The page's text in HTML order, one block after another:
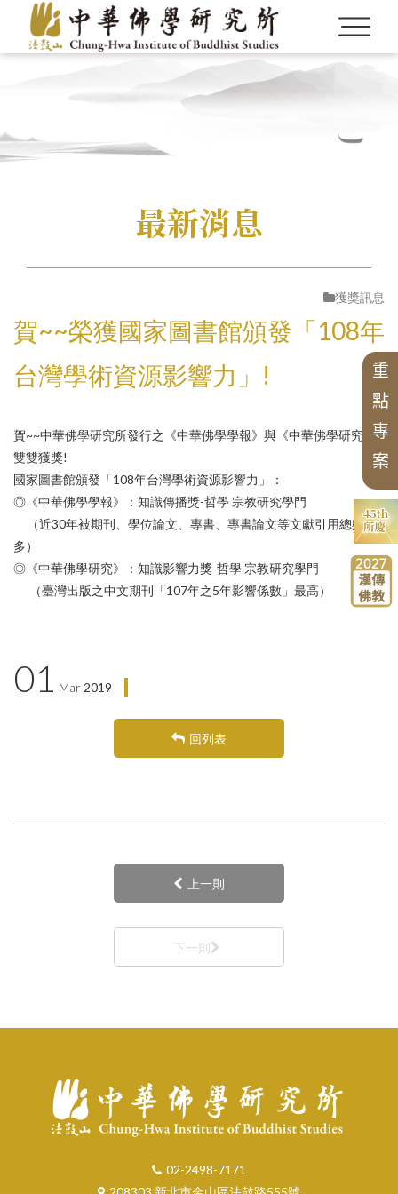
創辦人
現任所長
榮譽所長
相關法規
相關表單
大事紀
最新出版
活動訊息
獲獎訊息
研究員
專案
CBETA與聖嚴法師
CBETA與中華佛學研究所
數位典藏
個人研究專案成果
歷年專案名單
出版品
學術期刊
華岡佛學學報
中華佛學學報
中華佛學研究
漢傳佛教論叢
中華佛學研究所論叢
漢傳佛教典籍叢刊
漢傳佛典英譯
禪宗典籍系列叢書
佛教會議論文彙編
週年專刊 二十週年專刊
三十週年專刊
四十五週年專刊
精選翻譯書
歷年會議論文資料
中華國際佛學會議
兩岸交流活動與研討會
漢傳佛教的跨文化交流國際研討會
漢傳佛教青年學者論壇
近現代漢傳佛教論壇
短期學者交流
學者學術專題講座
北海潮音暨大乘佛法社會學論壇
研討會
講座
論文獎助
英文碩博論獎助
畢業生
畢業生論著
校友介紹
漢藏佛教文化交流翻譯研究班
最新消息
獲獎訊息
賀~~榮獲國家圖書館頒發「108年
台灣學術資源影響力」!
賀~~中華佛學研究所發行之《中華佛學學報》與《中華佛學研究》
雙雙獲獎!
國家圖書館頒發「108年台灣學術資源影響力」：
◎《中華佛學學報》：知識傳播獎-哲學 宗教研究學門
（近30年被期刊、學位論文、專書、專書論文等文獻引用總數最
多）
◎《中華佛學研究》：知識影響力獎-哲學 宗教研究學門
（臺灣出版之中文期刊「107年之5年影響係數」最高）
01 Mar 2019
回列表
上一則
下一則
02-2498-7171
重
點
專
案